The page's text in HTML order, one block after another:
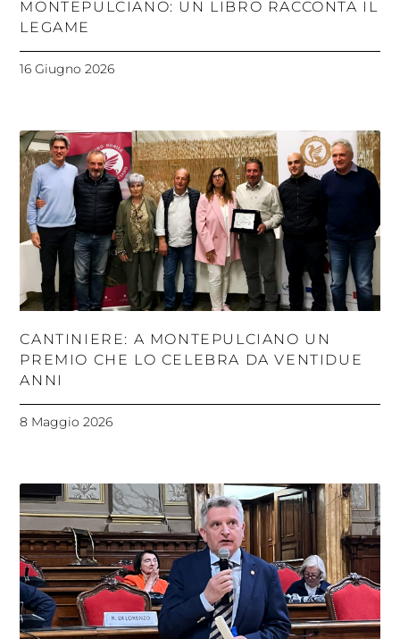
MONTEPULCIANO: UN LIBRO RACCONTA IL
LEGAME
16 Giugno 2026
CANTINIERE: A MONTEPULCIANO UN
PREMIO CHE LO CELEBRA DA VENTIDUE
ANNI
8 Maggio 2026